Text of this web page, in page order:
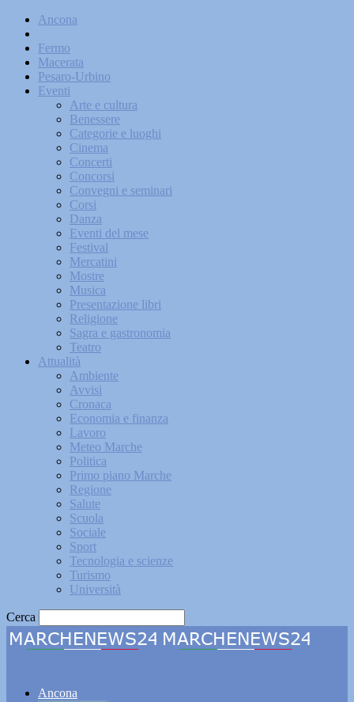
Ancona
Fermo
Macerata
Pesaro-Urbino
Eventi
Arte e cultura
Benessere
Categorie e luoghi
Cinema
Concerti
Concorsi
Convegni e seminari
Corsi
Danza
Eventi del mese
Festival
Mercatini
Mostre
Musica
Presentazione libri
Religione
Sagra e gastronomia
Teatro
Attualità
Ambiente
Avvisi
Cronaca
Economia e finanza
Lavoro
Meteo Marche
Politica
Primo piano Marche
Regione
Salute
Scuola
Sociale
Sport
Tecnologia e scienze
Turismo
Università
Cerca
Ancona